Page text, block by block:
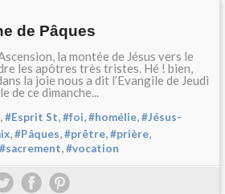
de Pâques
la montée de Jésus vers le
les apôtres très tristes. Hé ! bien,
la joie nous a dit l’Evangile de Jeudi
de ce dimanche...
,#Esprit St,#foi,#homélie,#Jésus-
,#Pâques,#prêtre,#prière,
#sacrement,#vocation